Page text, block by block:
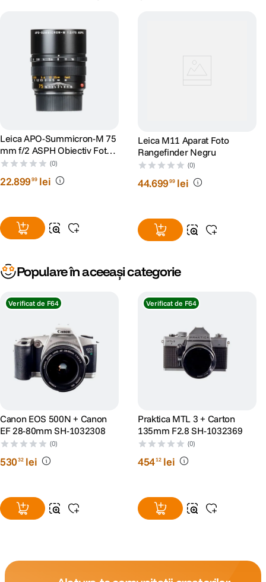
Leica APO-Summicron-M 75
mm f/2 ASPH Obiectiv Foto
Rangefinder(0)
22.89999 lei
Leica M11 Aparat Foto
Rangefinder Negru
(0)
44.69999 lei
Populare în aceeași categorie
Verificat de F64
Canon EOS 500N + Canon
EF 28-80mm SH-1032308
(0)
53032 lei
Verificat de F64
Praktica MTL 3 + Carton
135mm F2.8 SH-1032369
(0)
45412 lei